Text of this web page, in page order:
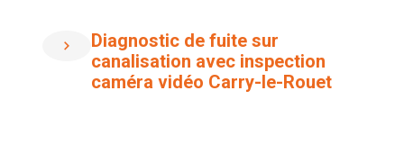
Diagnostic de fuite sur
canalisation avec inspection
caméra vidéo Carry-le-Rouet